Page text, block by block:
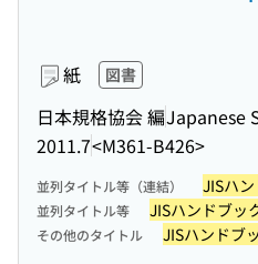
紙 図書
日本規格協会 編Japanese
2011.7<M361-B426>
並列タイトル等（連結） JISハ
並列タイトル等 JISハンドブッ
その他のタイトル JISハンドブ